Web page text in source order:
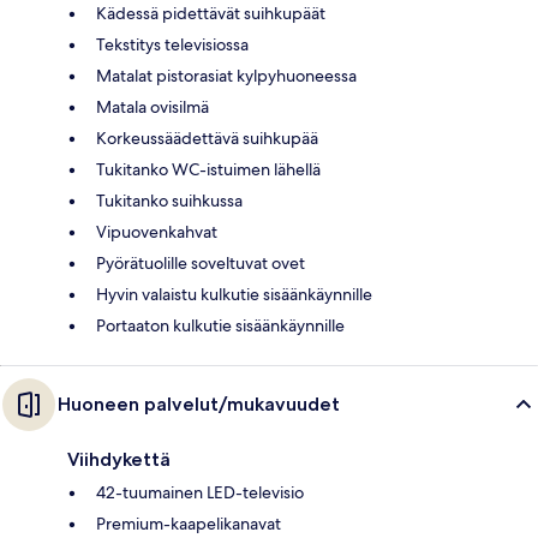
Kädessä pidettävät suihkupäät
Tekstitys televisiossa
Matalat pistorasiat kylpyhuoneessa
Matala ovisilmä
Korkeussäädettävä suihkupää
Tukitanko WC-istuimen lähellä
Tukitanko suihkussa
Vipuovenkahvat
Pyörätuolille soveltuvat ovet
Hyvin valaistu kulkutie sisäänkäynnille
Portaaton kulkutie sisäänkäynnille
Huoneen palvelut/mukavuudet
Viihdykettä
42-tuumainen LED-televisio
Premium-kaapelikanavat